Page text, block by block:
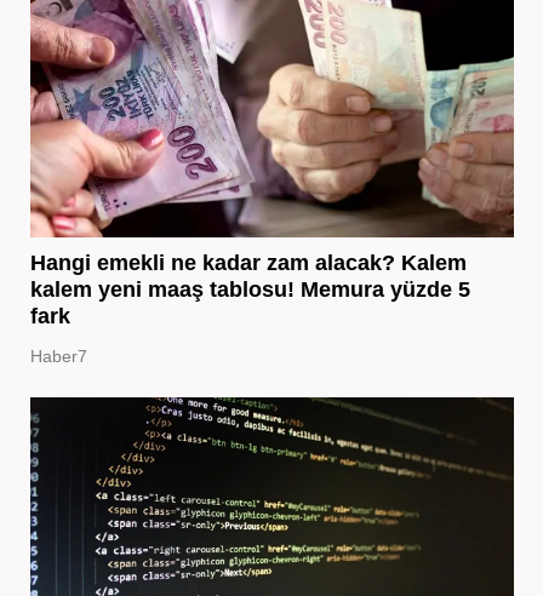
Hangi emekli ne kadar zam alacak? Kalem
kalem yeni maaş tablosu! Memura yüzde 5
fark
Haber7